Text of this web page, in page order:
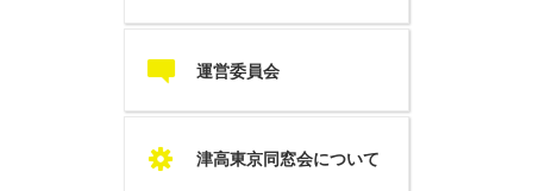
c 運営委員会
S 津高東京同窓会について